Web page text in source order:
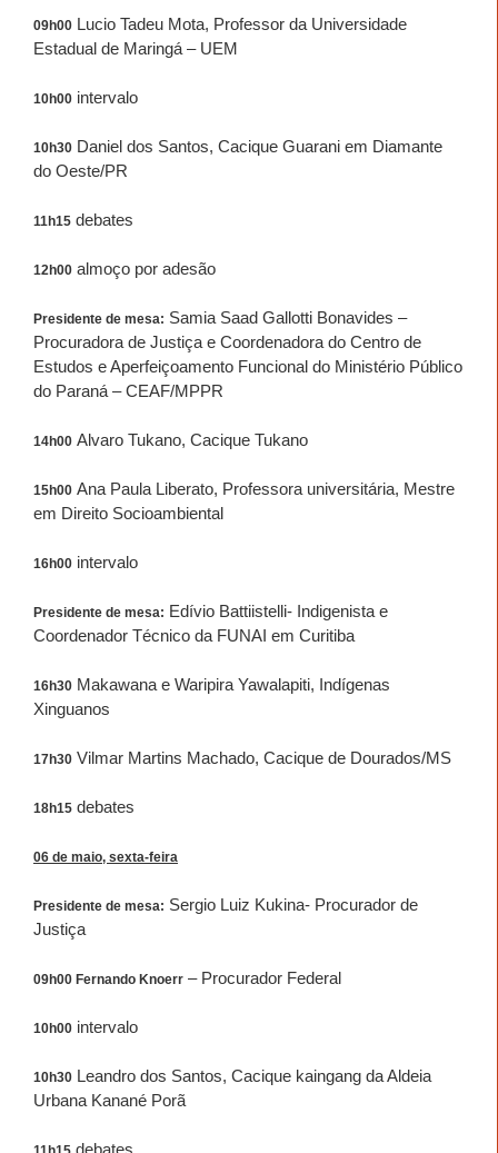
09h00 Lucio Tadeu Mota, Professor da Universidade
Estadual de Maringá – UEM
10h00 intervalo
10h30 Daniel dos Santos, Cacique Guarani em Diamante
do Oeste/PR
11h15 debates
12h00 almoço por adesão
Presidente de mesa: Samia Saad Gallotti Bonavides –
Procuradora de Justiça e Coordenadora do Centro de
Estudos e Aperfeiçoamento Funcional do Ministério Público
do Paraná – CEAF/MPPR
14h00 Alvaro Tukano, Cacique Tukano
15h00 Ana Paula Liberato, Professora universitária, Mestre
em Direito Socioambiental
16h00 intervalo
Presidente de mesa: Edívio Battiistelli- Indigenista e
Coordenador Técnico da FUNAI em Curitiba
16h30 Makawana e Waripira Yawalapiti, Indígenas
Xinguanos
17h30 Vilmar Martins Machado, Cacique de Dourados/MS
18h15 debates
06 de maio, sexta-feira
Presidente de mesa: Sergio Luiz Kukina- Procurador de
Justiça
09h00 Fernando Knoerr – Procurador Federal
10h00 intervalo
10h30 Leandro dos Santos, Cacique kaingang da Aldeia
Urbana Kanané Porã
debates